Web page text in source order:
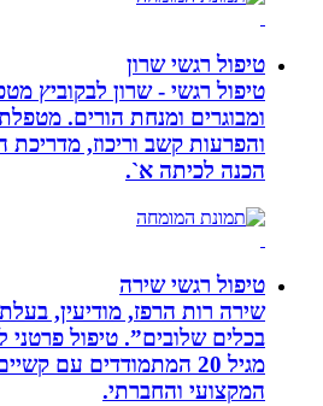
טיפול רגשי שרון
טיפול רגשי - שרון לבקוביץ מטפלת
ומבוגרים ומנחת הורים. מטפלת
והפרעות קשב וריכוז, מדריכת
הכנה לכיתה א`.
טיפול רגשי שירה
שירה רות הרפז, מודיעין, בעלת
בכלים שלובים”. טיפול פרטני
מגיל 20 המתמודדים עם קשיים
המקצועי והחברתי.